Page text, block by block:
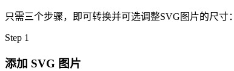
只需三个步骤，即可转换并可选调整SVG图片的尺寸：
Step 1
添加 SVG 图片